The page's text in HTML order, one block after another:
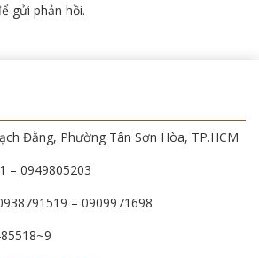
gửi phản hồi.
Đằng, Phường Tân Sơn Hòa, TP.HCM
– 0949805203
– 0909971698